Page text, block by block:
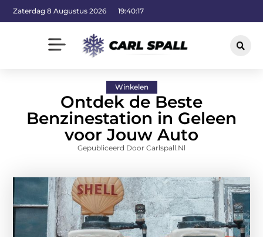
Zaterdag 8 Augustus 2026 19:40:18
Winkelen
Ontdek de Beste
Benzinestation in Geleen
voor Jouw Auto
Gepubliceerd Door Carlspall.nl